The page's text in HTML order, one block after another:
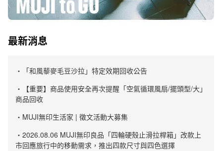
最新消息
・「和風藜麥毛豆沙拉」特定效期回收公告
・【重要】商品使用安全再次提醒「空氣循環風扇/擺頭型/大」
商品回收
・MUJI無印生活家 | 徵文活動大募集
・2026.08.06 MUJI無印良品「四輪硬殼止滑拉桿箱」改款上
市回應旅行中的移動需求，推出四款尺寸與四色選擇